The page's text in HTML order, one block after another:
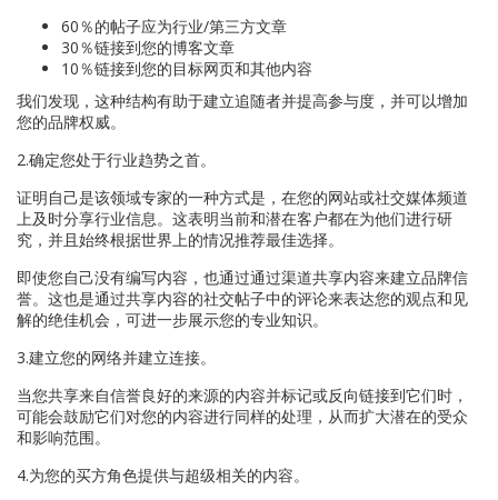
60％的帖子应为行业/第三方文章
30％链接到您的博客文章
10％链接到您的目标网页和其他内容
我们发现，这种结构有助于建立追随者并提高参与度，并可以增加
您的品牌权威。
2.确定您处于行业趋势之首。
证明自己是该领域专家的一种方式是，在您的网站或社交媒体频道
上及时分享行业信息。这表明当前和潜在客户都在为他们进行研
究，并且始终根据世界上的情况推荐最佳选择。
即使您自己没有编写内容，也通过通过渠道共享内容来建立品牌信
誉。这也是通过共享内容的社交帖子中的评论来表达您的观点和见
解的绝佳机会，可进一步展示您的专业知识。
3.建立您的网络并建立连接。
当您共享来自信誉良好的来源的内容并标记或反向链接到它们时，
可能会鼓励它们对您的内容进行同样的处理，从而扩大潜在的受众
和影响范围。
4.为您的买方角色提供与超级相关的内容。